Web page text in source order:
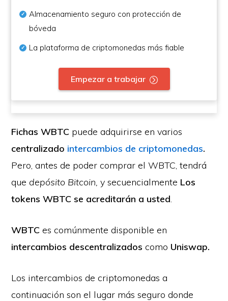
Almacenamiento seguro con protección de
bóveda
La plataforma de criptomonedas más fiable
Empezar a trabajar
Fichas WBTC puede adquirirse en varios
centralizado intercambios de criptomonedas.
Pero, antes de poder comprar el WBTC, tendrá
que depósito Bitcoin, y secuencialmente Los
tokens WBTC se acreditarán a usted.
WBTC es comúnmente disponible en
intercambios descentralizados como Uniswap.
Los intercambios de criptomonedas a
continuación son el lugar más seguro donde